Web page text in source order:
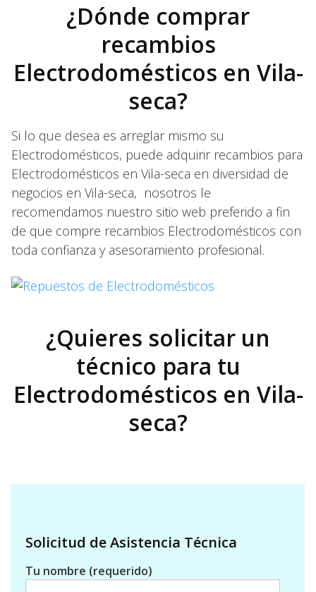
¿Dónde comprar
recambios
Electrodomésticos en Vila-
seca?
Si lo que desea es arreglar mismo su
Electrodomésticos, puede adquirir recambios para
Electrodomésticos en Vila-seca en diversidad de
negocios en Vila-seca, nosotros le
recomendamos nuestro sitio web preferido a fin
de que compre recambios Electrodomésticos con
toda confianza y asesoramiento profesional.
¿Quieres solicitar un
técnico para tu
Electrodomésticos en Vila-
seca?
Solicitud de Asistencia Técnica
Tu nombre (requerido)